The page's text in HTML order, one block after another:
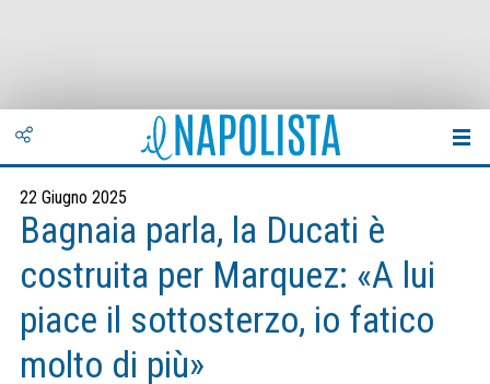
22 Giugno 2025
Bagnaia parla, la Ducati è
costruita per Marquez: «A lui
piace il sottosterzo, io fatico
molto di più»